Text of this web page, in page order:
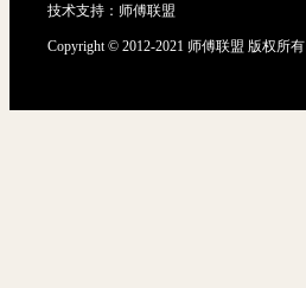
技术支持： 师傅联盟
Copyright © 2012-2021 师傅联盟 版权所有